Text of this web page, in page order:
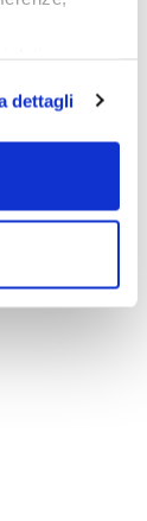
visione
tutti” presti
in
dettagli